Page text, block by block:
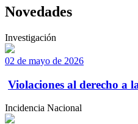
Novedades
Investigación
02 de mayo de 2026
Violaciones al derecho a
Incidencia Nacional